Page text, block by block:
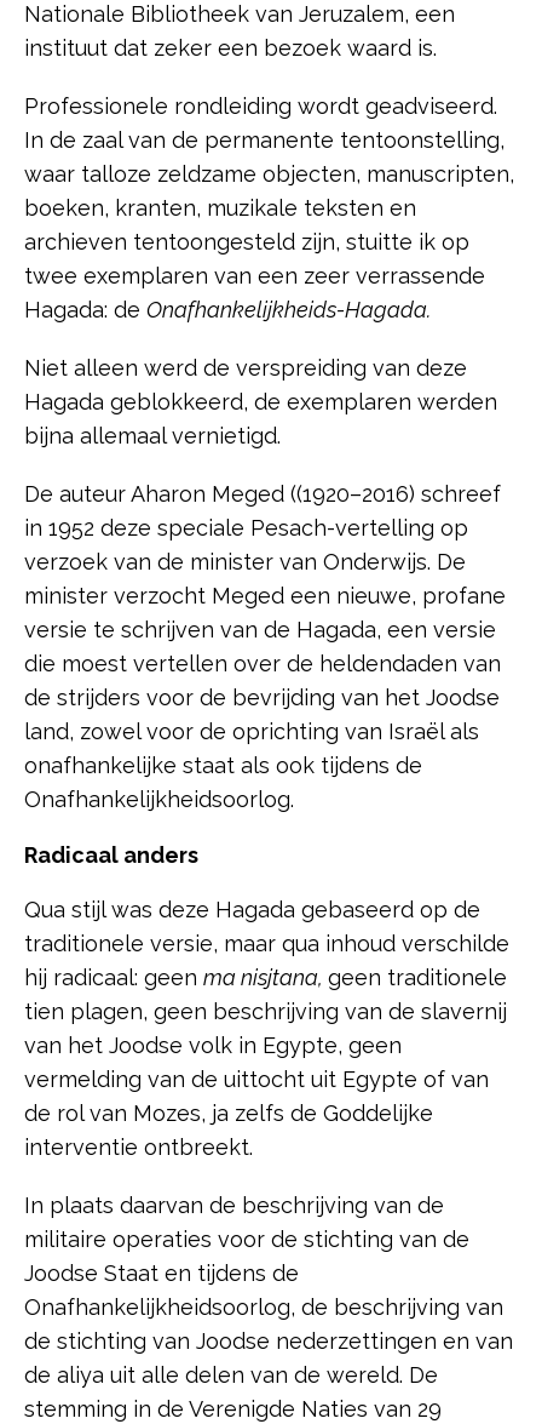
Nationale Bibliotheek van Jeruzalem, een
instituut dat zeker een bezoek waard is.
Professionele rondleiding wordt geadviseerd.
In de zaal van de permanente tentoonstelling,
waar talloze zeldzame objecten, manuscripten,
boeken, kranten, muzikale teksten en
archieven tentoongesteld zijn, stuitte ik op
twee exemplaren van een zeer verrassende
Hagada: de Onafhankelijkheids-Hagada.
Niet alleen werd de verspreiding van deze
Hagada geblokkeerd, de exemplaren werden
bijna allemaal vernietigd.
De auteur Aharon Meged ((1920–2016) schreef
in 1952 deze speciale Pesach-vertelling op
verzoek van de minister van Onderwijs. De
minister verzocht Meged een nieuwe, profane
versie te schrijven van de Hagada, een versie
die moest vertellen over de heldendaden van
de strijders voor de bevrijding van het Joodse
land, zowel voor de oprichting van Israël als
onafhankelijke staat als ook tijdens de
Onafhankelijkheidsoorlog.
Radicaal anders
Qua stijl was deze Hagada gebaseerd op de
traditionele versie, maar qua inhoud verschilde
hij radicaal: geen ma nisjtana, geen traditionele
tien plagen, geen beschrijving van de slavernij
van het Joodse volk in Egypte, geen
vermelding van de uittocht uit Egypte of van
de rol van Mozes, ja zelfs de Goddelijke
interventie ontbreekt.
In plaats daarvan de beschrijving van de
militaire operaties voor de stichting van de
Joodse Staat en tijdens de
Onafhankelijkheidsoorlog, de beschrijving van
de stichting van Joodse nederzettingen en van
de aliya uit alle delen van de wereld. De
stemming in de Verenigde Naties van 29